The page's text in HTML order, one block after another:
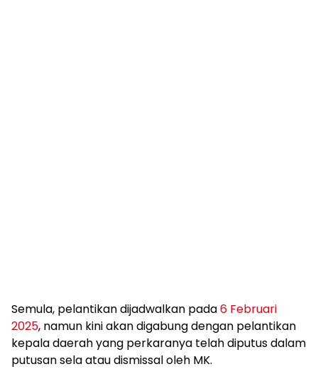
Semula, pelantikan dijadwalkan pada6 Februari
2025, namun kini akan digabung dengan pelantikan
kepala daerah yang perkaranya telah diputus dalam
putusan sela atau dismissal oleh MK.